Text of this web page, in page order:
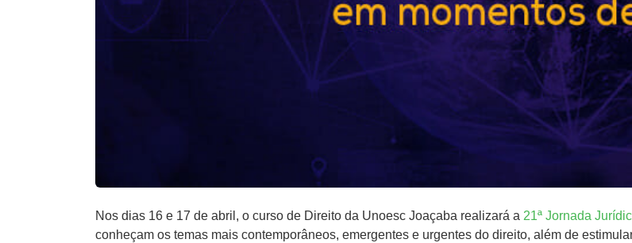
Nos dias 16 e 17 de abril, o curso de Direito da Unoesc Joaçaba realizará a 21ª Jornada
conheçam os temas mais contemporâneos, emergentes e urgentes do direito, além de